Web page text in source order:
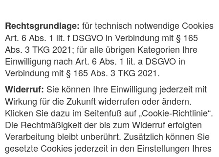
Rechtsgrundlage: für technisch notwendige Cookies
Art. 6 Abs. 1 lit. f DSGVO in Verbindung mit § 165
Abs. 3 TKG 2021; für alle übrigen Kategorien Ihre
Einwilligung nach Art. 6 Abs. 1 lit. a DSGVO in
Verbindung mit § 165 Abs. 3 TKG 2021.
Widerruf: Sie können Ihre Einwilligung jederzeit mit
Wirkung für die Zukunft widerrufen oder ändern.
Klicken Sie dazu im Seitenfuß auf „Cookie-Richtlinie“.
Die Rechtmäßigkeit der bis zum Widerruf erfolgten
Verarbeitung bleibt unberührt. Zusätzlich können Sie
gesetzte Cookies jederzeit in den Einstellungen Ihres